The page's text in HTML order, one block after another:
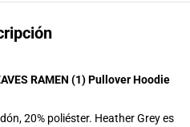
RAMEN (1) Pullover Hoodie
20% poliéster. Heather Grey es